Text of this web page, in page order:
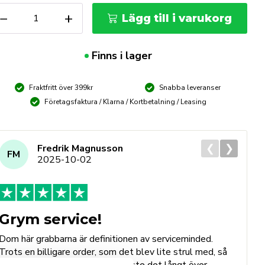
−
frp
+ Lägg till i varukorg
Finns i lager
Fraktfritt över 399kr
Snabba leveranser
Företagsfaktura / Klarna / Kortbetalning / Leasing
FM
Fredrik Magnusson
2025-10-02
Grym service!
Dom här grabbarna är definitionen av serviceminded.
Trots en billigare order, som det blev lite strul med, så
❮ ❯